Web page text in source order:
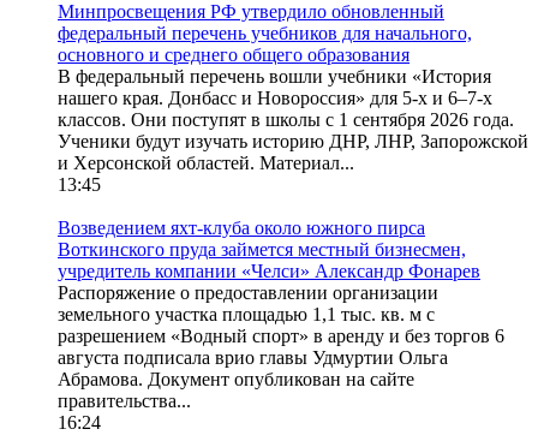
Минпросвещения РФ утвердило обновленный
федеральный перечень учебников для начального,
основного и среднего общего образования
В федеральный перечень вошли учебники «История
нашего края. Донбасс и Новороссия» для 5-х и 6–7-х
классов. Они поступят в школы с 1 сентября 2026 года.
Ученики будут изучать историю ДНР, ЛНР, Запорожской
и Херсонской областей. Материал...
13:45
Возведением яхт-клуба около южного пирса
Воткинского пруда займется местный бизнесмен,
учредитель компании «Челси» Александр Фонарев
Распоряжение о предоставлении организации
земельного участка площадью 1,1 тыс. кв. м с
разрешением «Водный спорт» в аренду и без торгов 6
августа подписала врио главы Удмуртии Ольга
Абрамова. Документ опубликован на сайте
правительства...
16:24